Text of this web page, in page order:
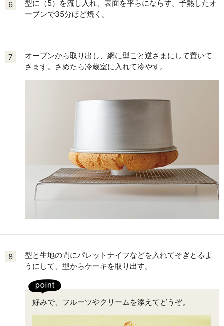
6
型に（5）を流し入れ、表面を平らにならす。予熱したオ
ーブンで35分ほど焼く。
7
オーブンから取り出し、網に型ごと逆さまにして置いて
さます。さめたら冷蔵室に入れて冷やす。
8
型と生地の間にパレットナイフなどを入れてそぎとるよ
うにして、型からケーキを取り出す。
好みで、フルーツやクリームを添えてどうぞ。